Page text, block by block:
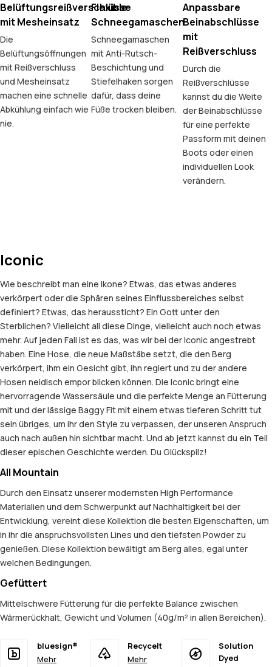
Belüftungsreißverschlüsse
mit Mesheinsatz
Die
Belüftungsöffnungen
mit Reißverschluss
und Mesheinsatz
machen eine schnelle
Abkühlung einfach wie
nie.
Flexible
Schneegamaschen
Schneegamaschen
mit Anti-Rutsch-
Beschichtung und
Stiefelhaken sorgen
dafür, dass deine
Füße trocken bleiben.
Anpassbare
Beinabschlüsse
mit
Reißverschluss
Durch die
Reißverschlüsse
kannst du die Weite
der Beinabschlüsse
für eine perfekte
Passform mit deinen
Boots oder einen
individuellen Look
verändern.
Iconic
Wie beschreibt man eine Ikone? Etwas, das etwas anderes
verkörpert oder die Sphären seines Einflussbereiches selbst
definiert? Etwas, das heraussticht? Ein Gott unter den
Sterblichen? Vielleicht all diese Dinge, vielleicht auch noch etwas
mehr. Auf jeden Fall ist es das, was wir bei der Iconic angestrebt
haben. Eine Hose, die neue Maßstäbe setzt, die den Berg
verkörpert, ihm ein Gesicht gibt, ihn regiert und zu der andere
Hosen neidisch empor blicken können. Die Iconic bringt eine
hervorragende Wassersäule und die perfekte Menge an Fütterung
mit und der lässige Baggy Fit mit einem etwas tieferen Schritt tut
sein übriges, um ihr den Style zu verpassen, der unseren Anspruch
auch nach außen hin sichtbar macht. Und ab jetzt kannst du ein Teil
dieser epischen Geschichte werden. Du Glückspilz!
All Mountain
Durch den Einsatz unserer modernsten High Performance
Materialien und dem Schwerpunkt auf Nachhaltigkeit bei der
Entwicklung, vereint diese Kollektion die besten Eigenschaften, um
in ihr die anspruchsvollsten Lines und den tiefsten Powder zu
genießen. Diese Kollektion bewältigt am Berg alles, egal unter
welchen Bedingungen.
Gefüttert
Mittelschwere Fütterung für die perfekte Balance zwischen
Wärmerückhalt, Gewicht und Volumen (40g/m² in allen Bereichen).
bluesign®
Mehr
Recycelt
Mehr
Solution
Dyed